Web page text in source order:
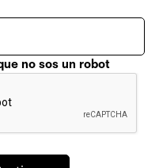
no sos un robot